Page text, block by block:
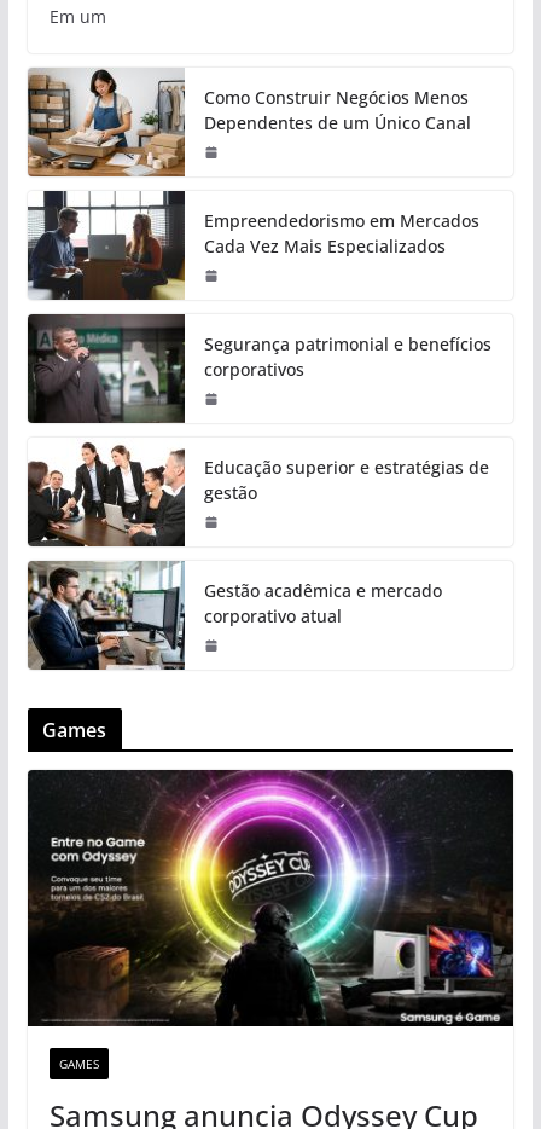
Em um
Como Construir Negócios Menos
Dependentes de um Único Canal
Empreendedorismo em Mercados
Cada Vez Mais Especializados
Segurança patrimonial e benefícios
corporativos
Educação superior e estratégias de
gestão
Gestão acadêmica e mercado
corporativo atual
Games
GAMES
Samsung anuncia Odyssey Cup